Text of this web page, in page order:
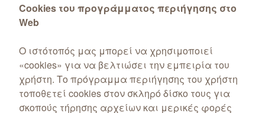
Cookies του προγράμματος περιήγησης στο
Web
Ο ιστότοπός μας μπορεί να χρησιμοποιεί
«cookies» για να βελτιώσει την εμπειρία του
χρήστη. Το πρόγραμμα περιήγησης του χρήστη
τοποθετεί cookies στον σκληρό δίσκο τους για
σκοπούς τήρησης αρχείων και μερικές φορές